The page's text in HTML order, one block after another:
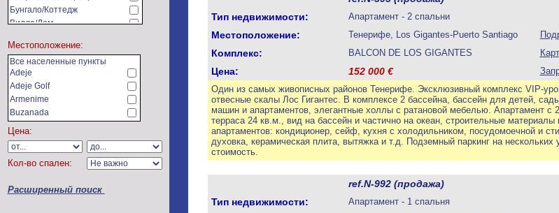
Бунгало/Коттедж
Вилла/Дом
Коммерческая недвижимость
Сельхозугодья/фермы
Местоположение:
Все населенные пункты
Adeje
Adeje Golf
Armenime
Buzanada
Callao Salvaje
Chayofa
Chirche
Costa del Silencio
El Tanque
Цена:
Кол-во спален:
Расширенный поиск
Тип недвижимости:
Апартамент - 2 спальни
Местоположение: Тенерифе, Los Gigantes-Puerto Santiago
Комплекс: BALCON DE LOS GIGANTES
Цена: 152 000€
Один из самых живописных районов Тенерифе. Эксклюзивный комплекс VIP-
отвесные скалы Лос Гигантес. В комплексе 2 бассейна, бассейн для детей,
машин и апартаментов, элегантные холлы с ратановой мебелью. Апартамент
терраса 24 кв.м., вид на бассейн и частично на океан, строительные
апартаментов: кондиционер, сейф, кухня с холодильником, посудомоечной и
духовка, керамическая плита, вытяжка и т.д. Подземный паркинг на
стоимость.
ref.N-992 (продажа)
Тип недвижимости:
Апартамент - 1 спальня